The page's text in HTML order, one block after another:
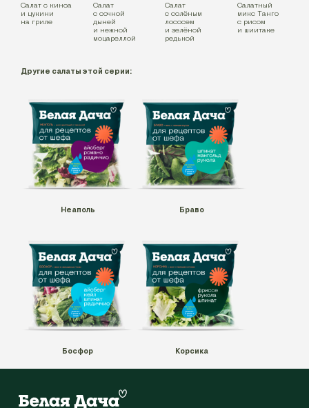
Салат с киноа
и цукини
на гриле
Салат
с сочной
дыней
и нежной
моцареллой
Салат
с солёным
лососем
и зелёной
редькой
Салатный
микс Танго
с рисом
и шиитаке
Другие салаты этой серии:
Неаполь Браво
Босфор Корсика